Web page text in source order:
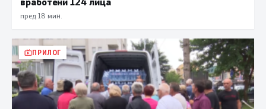
пред 18 мин.
ПРИЛОГ